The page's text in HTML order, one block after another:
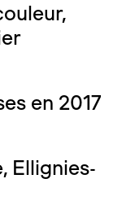
en 2017
Ellignies-